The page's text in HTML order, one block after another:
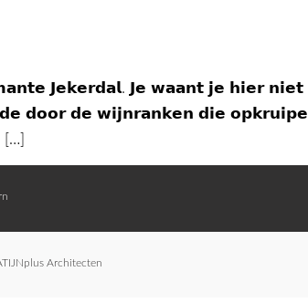
𝗝𝗲𝗸𝗲𝗿𝗱𝗮𝗹. 𝗝𝗲 𝘄𝗮𝗮𝗻𝘁 𝗷𝗲 𝗵𝗶𝗲𝗿 𝗻𝗶𝗲𝘁
𝗱𝗼𝗼𝗿 𝗱𝗲 𝘄𝗶𝗷𝗻𝗿𝗮𝗻𝗸𝗲𝗻 𝗱𝗶𝗲
Architecten